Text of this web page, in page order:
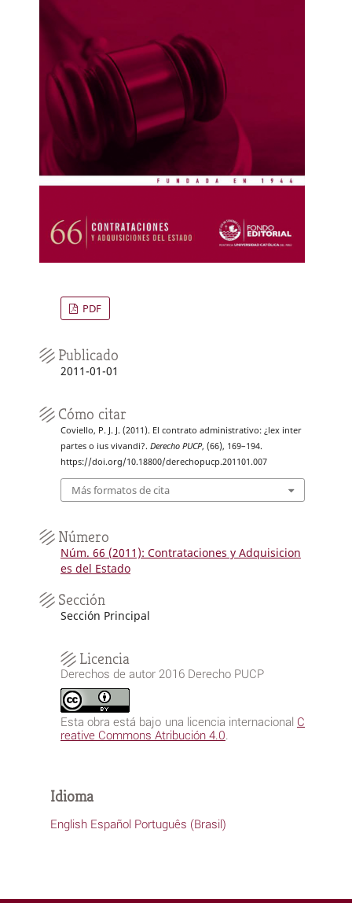
PDF
Publicado
2011-01-01
Cómo citar
Coviello, P. J. J. (2011). El contrato administrativo: ¿lex inter
partes o ius vivandi?. Derecho PUCP, (66), 169–194.
https://doi.org/10.18800/derechopucp.201101.007
Más formatos de cita
Número
Núm. 66 (2011): Contrataciones y Adquisicion
es del Estado
Sección
Sección Principal
Licencia
Derechos de autor 2016 Derecho PUCP
Esta obra está bajo una licencia internacional C
reative Commons Atribución 4.0
Idioma
English Español Português (Brasil)